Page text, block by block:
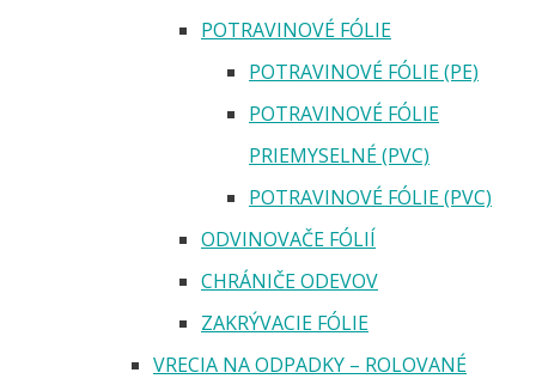
POTRAVINOVÉ FÓLIE
POTRAVINOVÉ FÓLIE (PE)
POTRAVINOVÉ FÓLIE
PRIEMYSELNÉ (PVC)
POTRAVINOVÉ FÓLIE (PVC)
ODVINOVAČE FÓLIÍ
CHRÁNIČE ODEVOV
ZAKRÝVACIE FÓLIE
VRECIA NA ODPADKY – ROLOVANÉ